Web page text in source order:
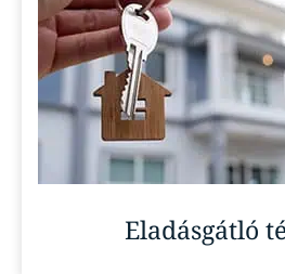
Eladásgátló